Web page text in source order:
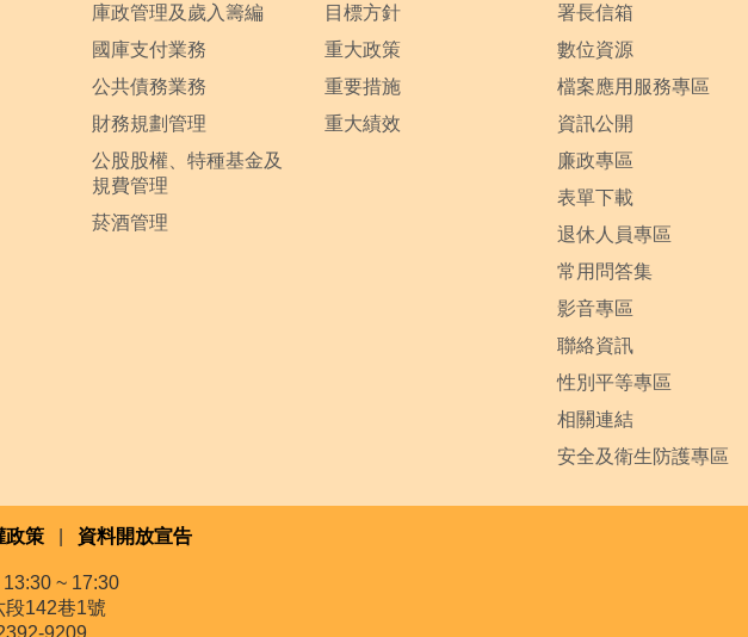
庫政管理及歲入籌編
國庫支付業務
公共債務業務
財務規劃管理
公股股權、特種基金及
規費管理
菸酒管理
目標方針
重大政策
重要措施
重大績效
署長信箱
數位資源
檔案應用服務專區
資訊公開
廉政專區
表單下載
退休人員專區
常用問答集
影音專區
聯絡資訊
性別平等專區
相關連結
安全及衛生防護專區
政策 資料開放宣告
~ 17:30
段142巷1號